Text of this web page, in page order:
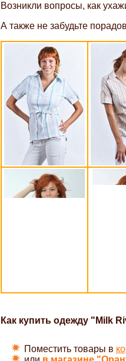
Возникли вопросы, как
А также не забудьте
Как купить одежду "Milk
Поместить товары в